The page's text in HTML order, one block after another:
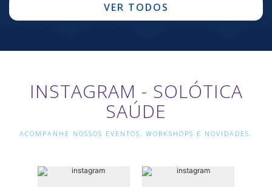
VER TODOS
INSTAGRAM - SOLÓTICA
SAÚDE
ACOMPANHE NOSSOS EVENTOS, WORKSHOPS E NOVIDADES.